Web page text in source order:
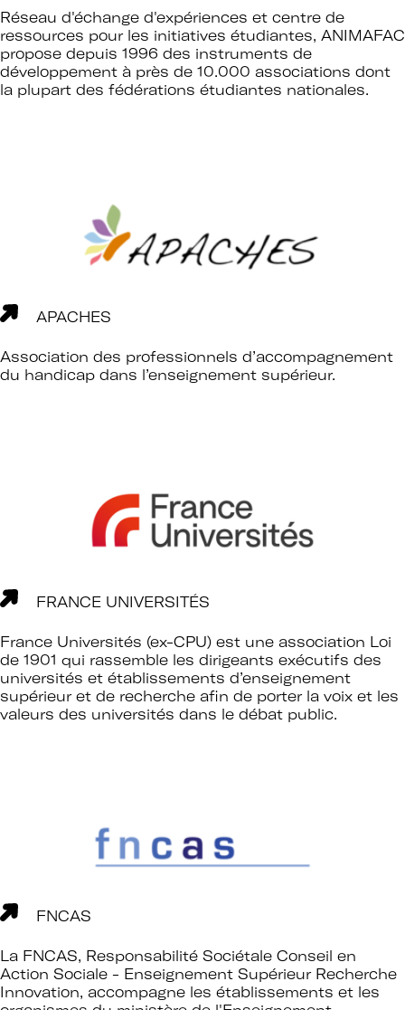
Réseau d'échange d'expériences et centre de
ressources pour les initiatives étudiantes, ANIMAFAC
propose depuis 1996 des instruments de
développement à près de 10.000 associations dont
la plupart des fédérations étudiantes nationales.
APACHES
Association des professionnels d’accompagnement
du handicap dans l’enseignement supérieur.
FRANCE UNIVERSITÉS
France Universités (ex-CPU) est une association Loi
de 1901 qui rassemble les dirigeants exécutifs des
universités et établissements d’enseignement
supérieur et de recherche afin de porter la voix et les
valeurs des universités dans le débat public.
FNCAS
La FNCAS, Responsabilité Sociétale Conseil en
Action Sociale - Enseignement Supérieur Recherche
Innovation, accompagne les établissements et les